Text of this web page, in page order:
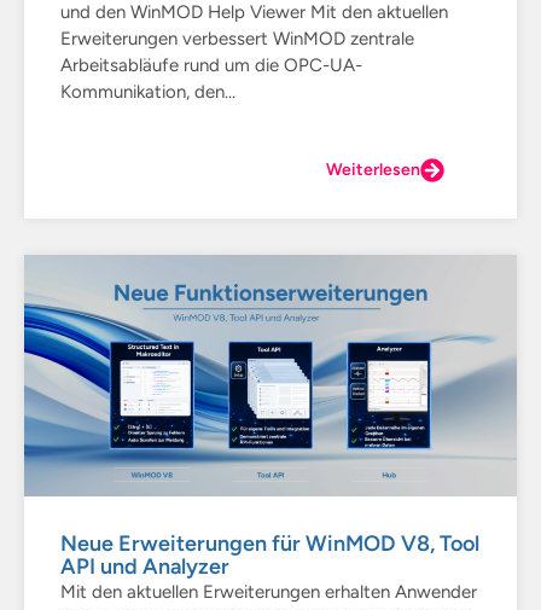
und den WinMOD Help Viewer Mit den aktuellen
Erweiterungen verbessert WinMOD zentrale
Arbeitsabläufe rund um die OPC-UA-
Kommunikation, den...
Weiterlesen
Neue Erweiterungen für WinMOD V8, Tool
API und Analyzer
Mit den aktuellen Erweiterungen erhalten Anwender